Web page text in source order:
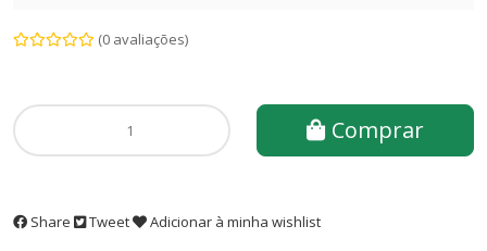
(0 avaliações)
Comprar
Share Tweet Adicionar à minha wishlist